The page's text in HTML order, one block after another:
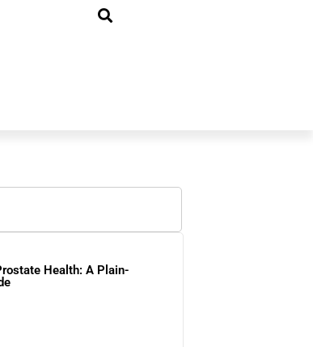
Health: A Plain-